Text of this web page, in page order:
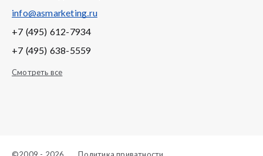
info@asmarketing.ru
+7 (495) 612-7934
+7 (495) 638-5559
Смотреть все